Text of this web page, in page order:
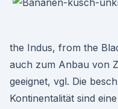
the Indus, from the
auch zum Anbau von
geeignet, vgl. Die
Kontinentalität sind